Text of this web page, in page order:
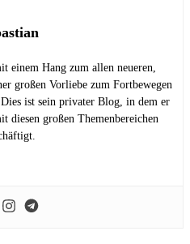
einem Hang zum allen neueren,
großen Vorliebe zum Fortbewegen
ist sein privater Blog, in dem er
diesen großen Themenbereichen